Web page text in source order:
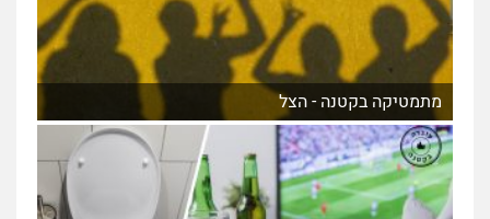
מתמטיקה בקטנה - הצל